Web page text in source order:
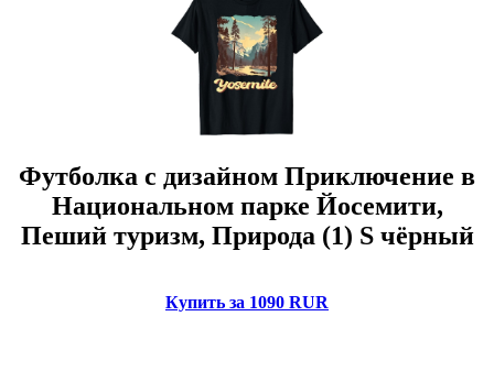
Футболка с дизайном Приключение в
Национальном парке Йосемити,
Пеший туризм, Природа (1) S чёрный
Купить за 1090 RUR